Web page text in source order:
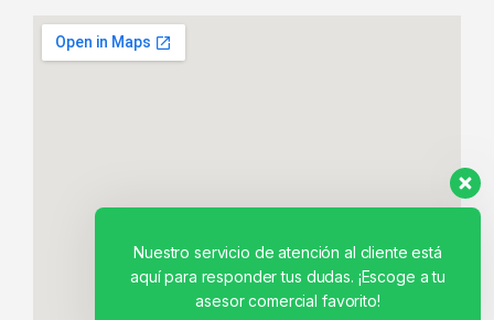
Nuestro servicio de atención al cliente está
aquí para responder tus dudas. ¡Escoge a tu
asesor comercial favorito!